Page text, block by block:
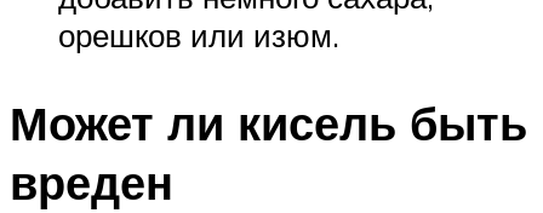
орешков или изюм.
Может ли кисель быть
вреден